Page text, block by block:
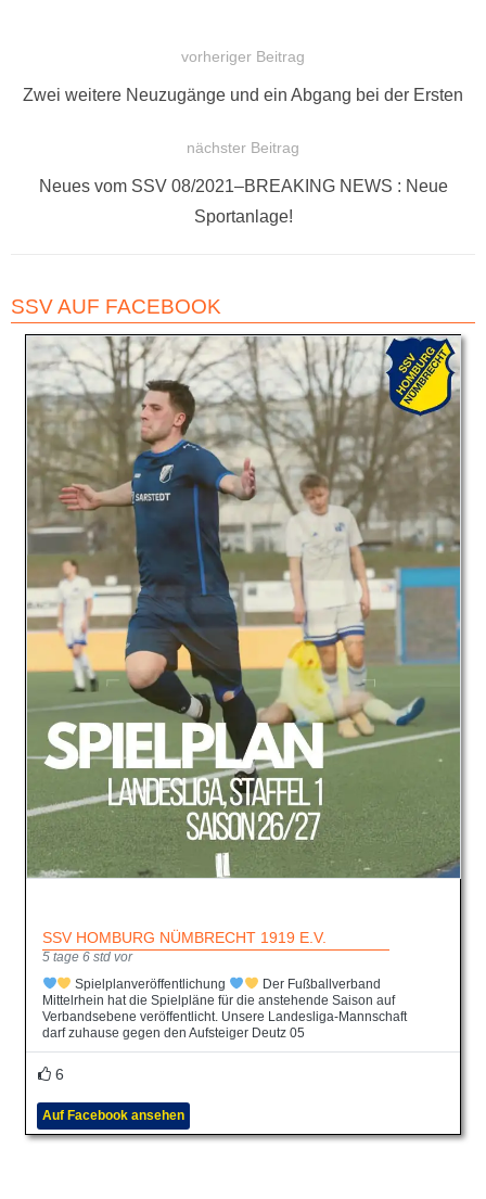
vorheriger Beitrag
Vorheriger
Zwei weitere Neuzugänge und ein Abgang bei der Ersten
nächster Beitrag
Nächster
Neues vom SSV 08/2021–BREAKING NEWS : Neue
Sportanlage!
SSV AUF FACEBOOK
SSV HOMBURG NÜMBRECHT 1919 E.V.
5 tage 6 std vor
Spielplanveröffentlichung
Der Fußballverband
Mittelrhein hat die Spielpläne für die anstehende Saison auf
Verbandsebene veröffentlicht. Unsere Landesliga-Mannschaft
darf zuhause gegen den Aufsteiger Deutz 05
6
Auf Facebook ansehen